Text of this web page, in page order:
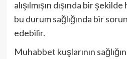
alışılmışın dışında bir
bu durum sağlığında bir
edebilir.
Muhabbet kuşlarının